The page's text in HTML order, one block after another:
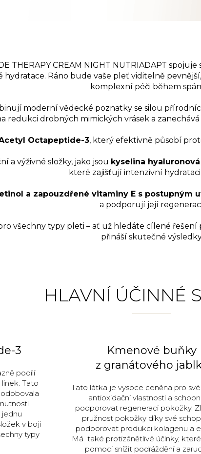
THERAPY CREAM NIGHT NUTRIADAPT
Ráno bude vaše pleť viditelně
komplexní péči během
moderní vědecké poznatky se silou
redukci drobných mimických vrásek a
Octapeptide-3, který efektivně působí
a výživné složky, jako jsou kyselina
které zajišťují intenzivní hydrataci
a zapouzdřené vitaminy E s postupným
a podporují její
všechny typy pleti – ať už hledáte cílené
přináší skutečné
HLAVNÍ ÚČINNÉ
3
podílí
Tato
jednu
v boji
typy
Kmenové buňky
z granátového
Tato látka je vysoce ceněna pro
antioxidační vlastnosti a
podporovat regeneraci pokožky.
pružnost pokožky díky své
podporovat produkci kolagenu a
Má také protizánětlivé účinky,
pomoci snížit podráždění a